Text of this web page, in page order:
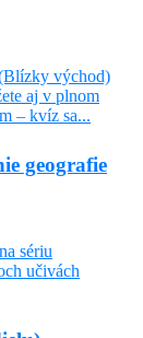
východ)
aj v plnom
– kvíz sa...
geografie
sériu
učivách